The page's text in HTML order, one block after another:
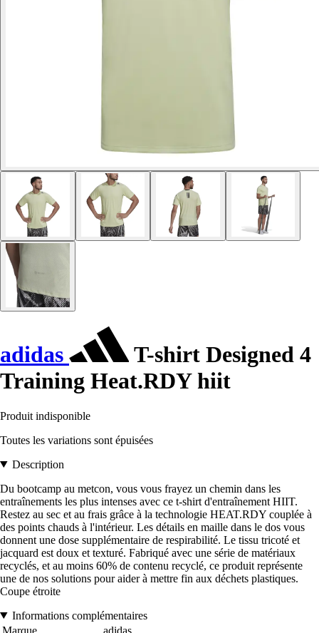
adidas
T-shirt Designed 4
Training Heat.RDY hiit
Produit indisponible
Toutes les variations sont épuisées
Description
Du bootcamp au metcon, vous vous frayez un chemin dans les
entraînements les plus intenses avec ce t-shirt d'entraînement HIIT.
Restez au sec et au frais grâce à la technologie HEAT.RDY couplée à
des points chauds à l'intérieur. Les détails en maille dans le dos vous
donnent une dose supplémentaire de respirabilité. Le tissu tricoté et
jacquard est doux et texturé. Fabriqué avec une série de matériaux
recyclés, et au moins 60% de contenu recyclé, ce produit représente
une de nos solutions pour aider à mettre fin aux déchets plastiques.
Coupe étroite
Informations complémentaires
Marque
adidas